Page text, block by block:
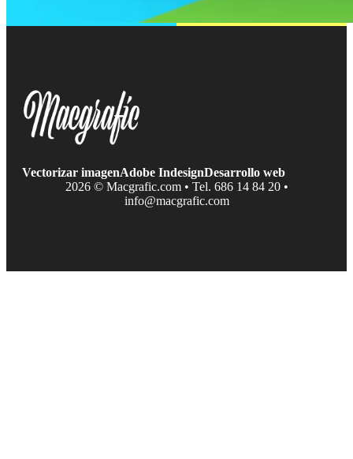
Vectorizar imagenAdobe IndesignDesarrollo web
2026 © Macgrafic.com • Tel. 686 14 84 20 •
info@macgrafic.com